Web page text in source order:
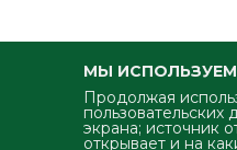
Успешное
МЫ ИСПОЛЬЗУЕМ
Продолжая
экрана; источник
открывает и на